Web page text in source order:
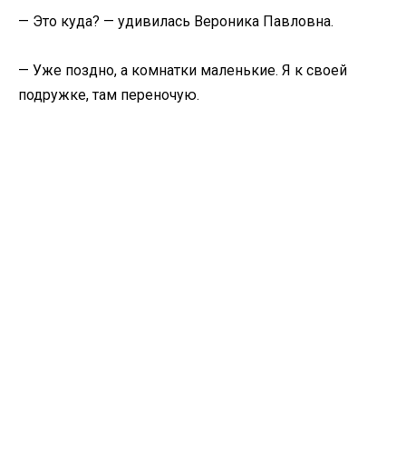
— Это куда? — удивилась Вероника Павловна.
— Уже поздно, а комнатки маленькие. Я к своей
подружке, там переночую.